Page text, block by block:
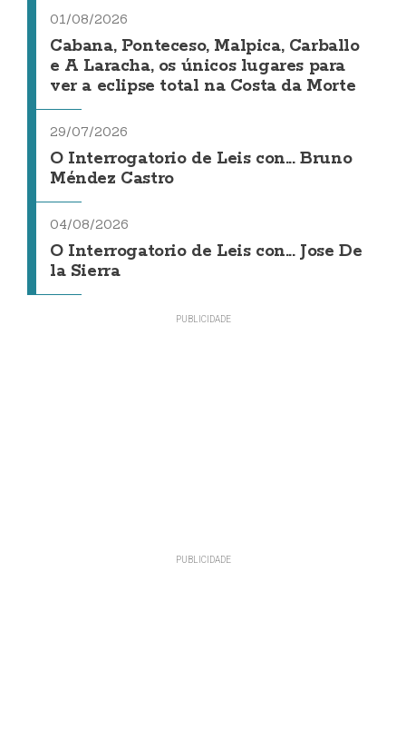
01/08/2026
Cabana, Ponteceso, Malpica, Carballo
e A Laracha, os únicos lugares para
ver a eclipse total na Costa da Morte
29/07/2026
O Interrogatorio de Leis con... Bruno
Méndez Castro
04/08/2026
O Interrogatorio de Leis con... Jose De
la Sierra